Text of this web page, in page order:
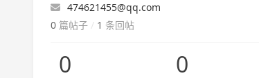
474621455@qq.com
0 篇帖子 / 1 条回帖
0 0